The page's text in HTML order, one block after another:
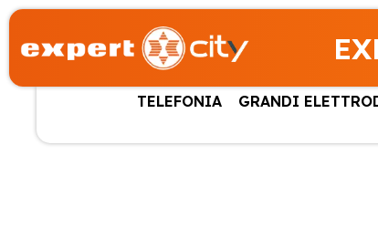
TELEFONIA GRANDI